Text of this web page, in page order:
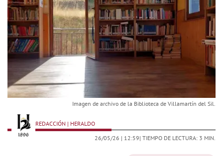
Imagen de archivo de la Biblioteca de Villamartín del Sil.
REDACCIÓN | HERALDO
26/05/26 | 12:59| TIEMPO DE LECTURA: 3 MIN.